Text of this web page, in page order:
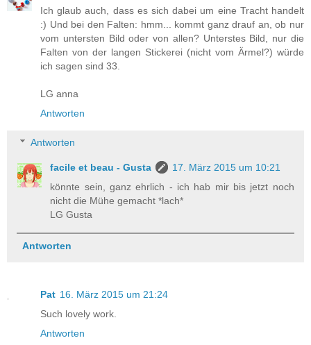
Ich glaub auch, dass es sich dabei um eine Tracht handelt
:) Und bei den Falten: hmm... kommt ganz drauf an, ob nur
vom untersten Bild oder von allen? Unterstes Bild, nur die
Falten von der langen Stickerei (nicht vom Ärmel?) würde
ich sagen sind 33.
LG anna
Antworten
Antworten
facile et beau - Gusta
17. März 2015 um 10:21
könnte sein, ganz ehrlich - ich hab mir bis jetzt noch
nicht die Mühe gemacht *lach*
LG Gusta
Antworten
Pat 16. März 2015 um 21:24
Such lovely work.
Antworten